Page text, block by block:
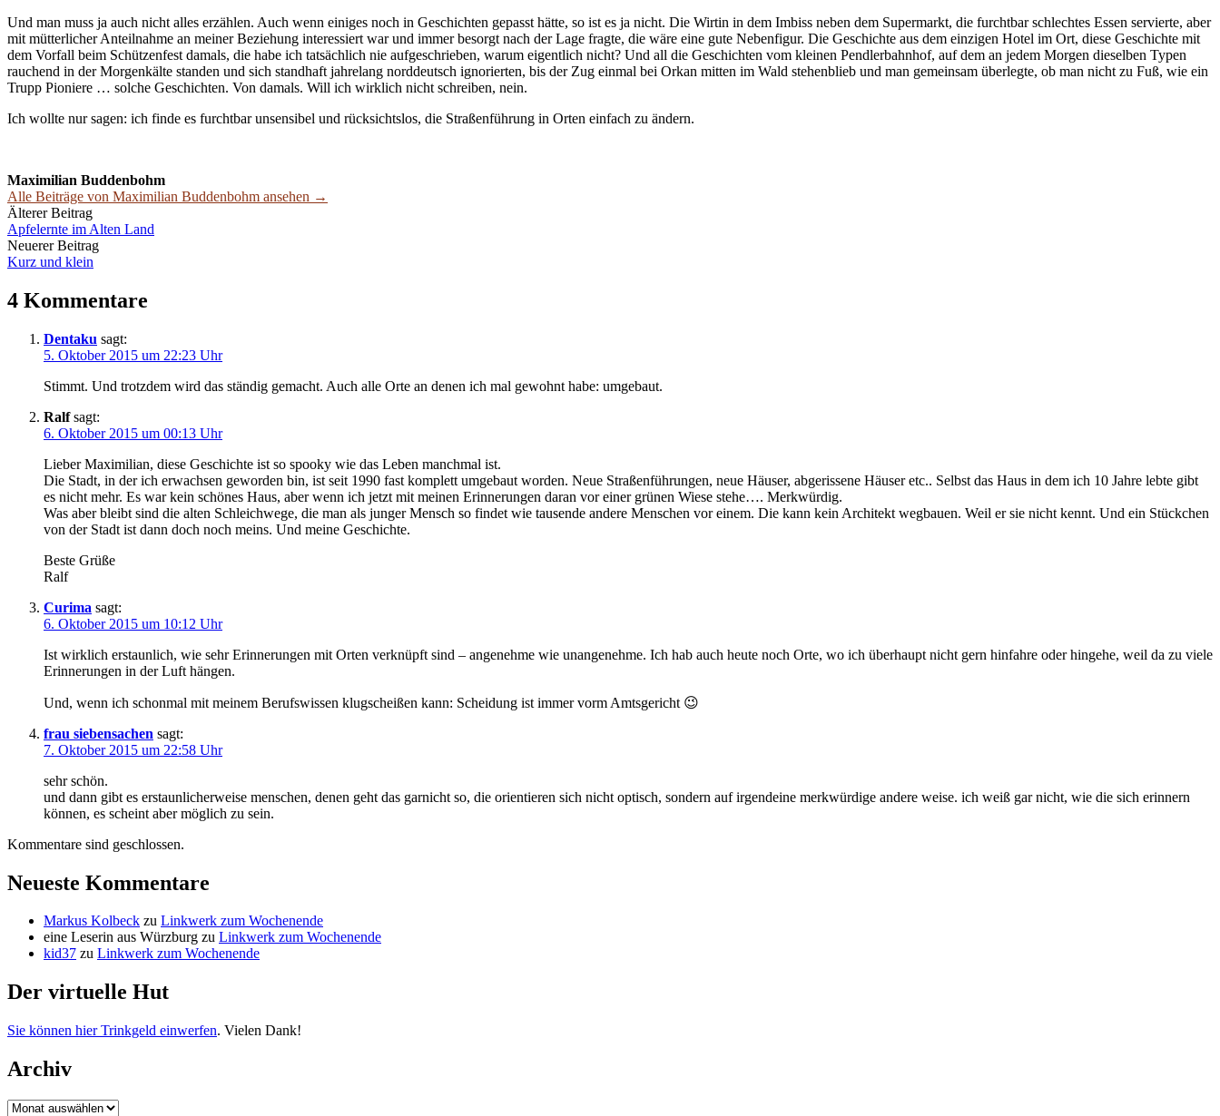
Und man muss ja auch nicht alles erzählen. Auch wenn einiges noch in Geschichten gepasst hätte, so ist es ja nicht. Die Wirtin in dem Imbiss neben dem Supermarkt, die furchtbar schlechtes Essen servierte, aber
mit mütterlicher Anteilnahme an meiner Beziehung interessiert war und immer besorgt nach der Lage fragte, die wäre eine gute Nebenfigur. Die Geschichte aus dem einzigen Hotel im Ort, diese Geschichte mit
dem Vorfall beim Schützenfest damals, die habe ich tatsächlich nie aufgeschrieben, warum eigentlich nicht? Und all die Geschichten vom kleinen Pendlerbahnhof, auf dem an jedem Morgen dieselben Typen
rauchend in der Morgenkälte standen und sich standhaft jahrelang norddeutsch ignorierten, bis der Zug einmal bei Orkan mitten im Wald stehenblieb und man gemeinsam überlegte, ob man nicht zu Fuß, wie ein
Trupp Pioniere … solche Geschichten. Von damals. Will ich wirklich nicht schreiben, nein.
Ich wollte nur sagen: ich finde es furchtbar unsensibel und rücksichtslos, die Straßenführung in Orten einfach zu ändern.
Maximilian Buddenbohm
Alle Beiträge von Maximilian Buddenbohm ansehen →
Beitrags-
Navigation
Älterer Beitrag
Apfelernte im Alten Land
Neuerer Beitrag
Kurz und klein
4 Kommentare
Dentaku sagt:
5. Oktober 2015 um 22:23 Uhr
Stimmt. Und trotzdem wird das ständig gemacht. Auch alle Orte an denen ich mal gewohnt habe: umgebaut.
Ralf sagt:
6. Oktober 2015 um 00:13 Uhr
Lieber Maximilian, diese Geschichte ist so spooky wie das Leben manchmal ist.
Die Stadt, in der ich erwachsen geworden bin, ist seit 1990 fast komplett umgebaut worden. Neue Straßenführungen, neue Häuser, abgerissene Häuser etc.. Selbst das Haus in dem ich 10 Jahre lebte gibt
es nicht mehr. Es war kein schönes Haus, aber wenn ich jetzt mit meinen Erinnerungen daran vor einer grünen Wiese stehe…. Merkwürdig.
Was aber bleibt sind die alten Schleichwege, die man als junger Mensch so findet wie tausende andere Menschen vor einem. Die kann kein Architekt wegbauen. Weil er sie nicht kennt. Und ein Stückchen
von der Stadt ist dann doch noch meins. Und meine Geschichte.
Beste Grüße
Ralf
Curima sagt:
6. Oktober 2015 um 10:12 Uhr
Ist wirklich erstaunlich, wie sehr Erinnerungen mit Orten verknüpft sind – angenehme wie unangenehme. Ich hab auch heute noch Orte, wo ich überhaupt nicht gern hinfahre oder hingehe, weil da zu viele
Erinnerungen in der Luft hängen.
Und, wenn ich schonmal mit meinem Berufswissen klugscheißen kann: Scheidung ist immer vorm Amtsgericht 😉
frau siebensachen sagt:
7. Oktober 2015 um 22:58 Uhr
sehr schön.
und dann gibt es erstaunlicherweise menschen, denen geht das garnicht so, die orientieren sich nicht optisch, sondern auf irgendeine merkwürdige andere weise. ich weiß gar nicht, wie die sich erinnern
können, es scheint aber möglich zu sein.
Kommentare sind geschlossen.
Neueste Kommentare
Markus Kolbeck zu Linkwerk zum Wochenende
eine Leserin aus Würzburg zu Linkwerk zum Wochenende
kid37 zu Linkwerk zum Wochenende
Der virtuelle Hut
Sie können hier Trinkgeld einwerfen. Vielen Dank!
Archiv
Archiv